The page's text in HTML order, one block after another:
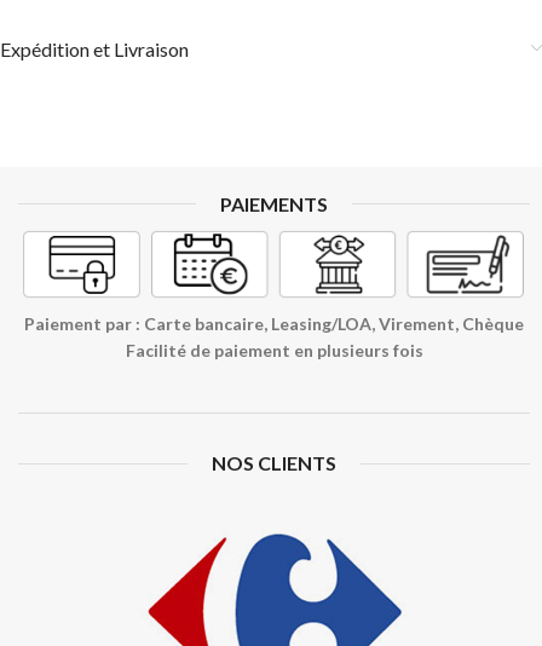
Expédition et Livraison
PAIEMENTS
Paiement par : Carte bancaire, Leasing/LOA, Virement, Chèque
Facilité de paiement en plusieurs fois
NOS CLIENTS